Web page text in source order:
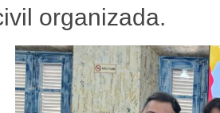
organizada.